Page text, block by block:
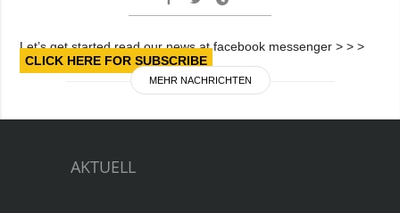
Let’s get started read our news at facebook messenger > > >
CLICK HERE FOR SUBSCRIBE
MEHR NACHRICHTEN
AKTUELL